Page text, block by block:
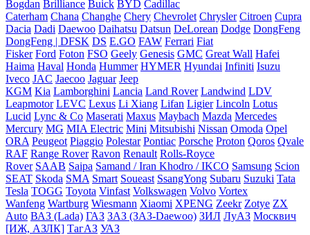
Bogdan Brilliance Buick BYD Cadillac
Caterham Chana Changhe Chery Chevrolet Chrysler Citroen Cupra
Dacia Dadi Daewoo Daihatsu Datsun DeLorean Dodge DongFeng
DongFeng | DFSK DS E.GO FAW Ferrari Fiat
Fisker Ford Foton FSO Geely Genesis GMC Great Wall Hafei
Haima Haval Honda Hummer HYMER Hyundai Infiniti Isuzu
Iveco JAC Jaecoo Jaguar Jeep
KGM Kia Lamborghini Lancia Land Rover Landwind LDV
Leapmotor LEVC Lexus Li Xiang Lifan Ligier Lincoln Lotus
Lucid Lync & Co Maserati Maxus Maybach Mazda Mercedes
Mercury MG MIA Electric Mini Mitsubishi Nissan Omoda Opel
ORA Peugeot Piaggio Polestar Pontiac Porsche Proton Qoros Qvale
RAF Range Rover Ravon Renault Rolls-Royce
Rover SAAB Saipa Samand / Iran Khodro / IKCO Samsung Scion
SEAT Skoda SMA Smart Soueast SsangYong Subaru Suzuki Tata
Tesla TOGG Toyota Vinfast Volkswagen Volvo Vortex
Wanfeng Wartburg Wiesmann Xiaomi XPENG Zeekr Zotye ZX
Auto ВАЗ (Lada) ГАЗ ЗАЗ (ЗАЗ-Daewoo) ЗИЛ ЛуАЗ Москвич
[ИЖ, АЗЛК] ТагАЗ УАЗ